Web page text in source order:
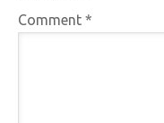
Comment *